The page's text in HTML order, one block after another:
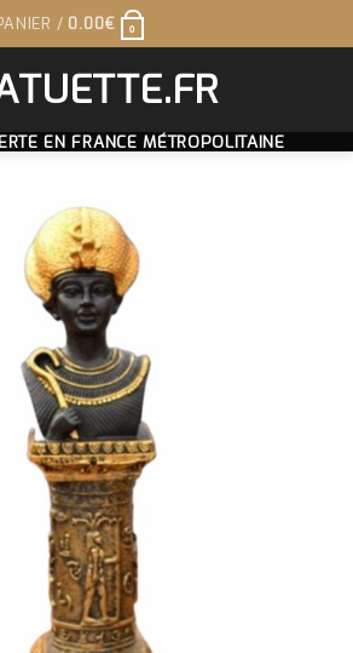
/ 0.00€ 0
EN FRANCE MÉTROPOLITAINE